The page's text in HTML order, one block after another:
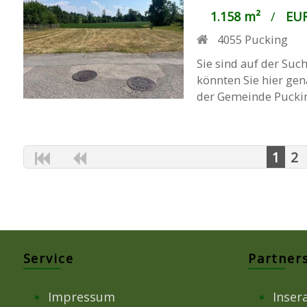
1.158 m²/
4055 Pucking
Sie sind auf der
könnten Sie hier
der Gemeinde
1 2
Service
Impressum